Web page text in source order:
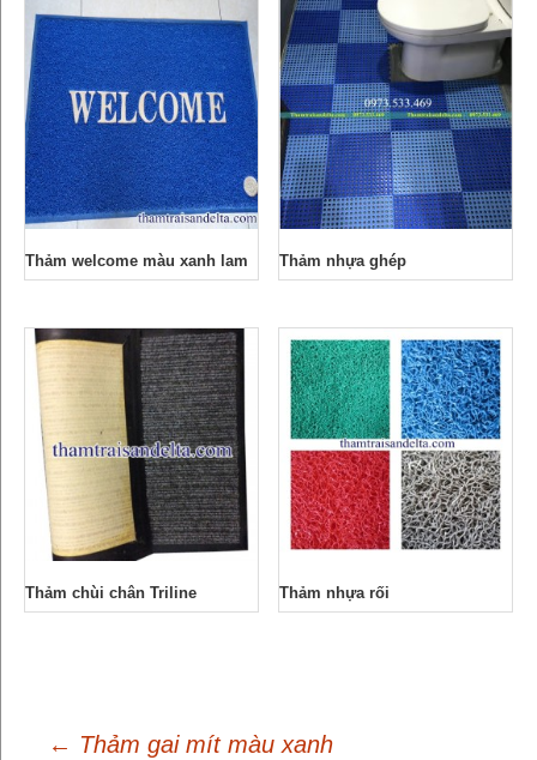
Thảm welcome màu xanh lam Thảm nhựa ghép
Thảm chùi chân Triline Thảm nhựa rối
← Thảm gai mít màu xanh